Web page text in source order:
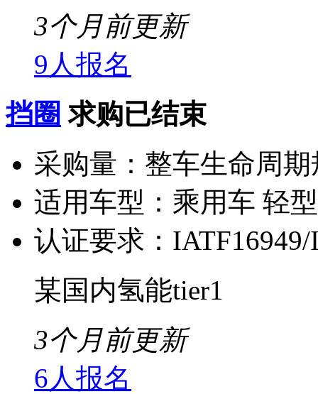
3个月前更新
9人报名
挡圈 求购已结束
采购量： 整车生命周
适用车型： 乘用车 轻
认证要求：
某国内氢能tier1
3个月前更新
6人报名